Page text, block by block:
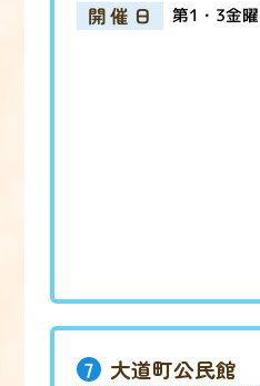
開催日 第1・3金
7 大道町公民館